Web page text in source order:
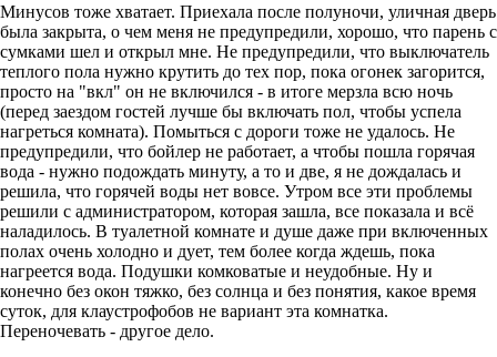
Минусов тоже хватает. Приехала после полуночи, уличная дверь
была закрыта, о чем меня не предупредили, хорошо, что парень с
сумками шел и открыл мне. Не предупредили, что выключатель
теплого пола нужно крутить до тех пор, пока огонек загорится,
просто на "вкл" он не включился - в итоге мерзла всю ночь
(перед заездом гостей лучше бы включать пол, чтобы успела
нагреться комната). Помыться с дороги тоже не удалось. Не
предупредили, что бойлер не работает, а чтобы пошла горячая
вода - нужно подождать минуту, а то и две, я не дождалась и
решила, что горячей воды нет вовсе. Утром все эти проблемы
решили с администратором, которая зашла, все показала и всё
наладилось. В туалетной комнате и душе даже при включенных
полах очень холодно и дует, тем более когда ждешь, пока
нагреется вода. Подушки комковатые и неудобные. Ну и
конечно без окон тяжко, без солнца и без понятия, какое время
суток, для клаустрофобов не вариант эта комнатка.
Переночевать - другое дело.